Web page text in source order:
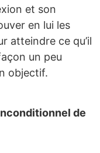
et son
en lui les
atteindre ce qu’il
un peu
objectif.
de